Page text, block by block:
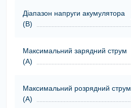
Діапазон напруги акумулятора
(В)
Максимальний зарядний струм
(А)
Максимальний розрядний струм
(А)